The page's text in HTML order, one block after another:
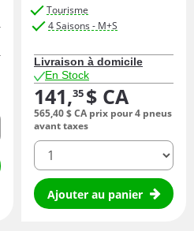
Tourisme
4 Saisons - M+S
Livraison à domicile
En Stock
141,35 $ CA
565,40$ CA prix pour 4 pneus
avant taxes
quantité
Ajouter au panier